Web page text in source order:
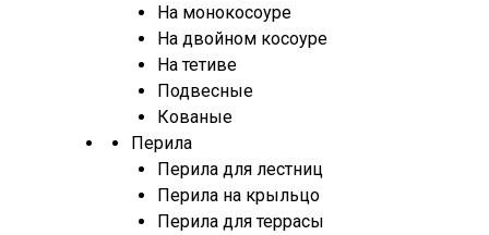
На монокосоуре
На двойном косоуре
На тетиве
Подвесные
Кованые
Перила
Перила для лестниц
Перила на крыльцо
Перила для террасы